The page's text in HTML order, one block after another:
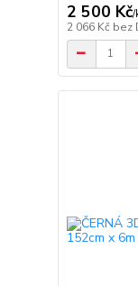
2 500 Kč/
2 066 Kč bez